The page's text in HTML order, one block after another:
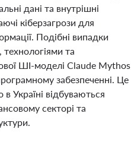
дані та внутрішні
кіберзагрози для
Подібні випадки
та
ШІ-моделі Claude Mythos
забезпеченні. Це
Україні відбуваються
секторі та